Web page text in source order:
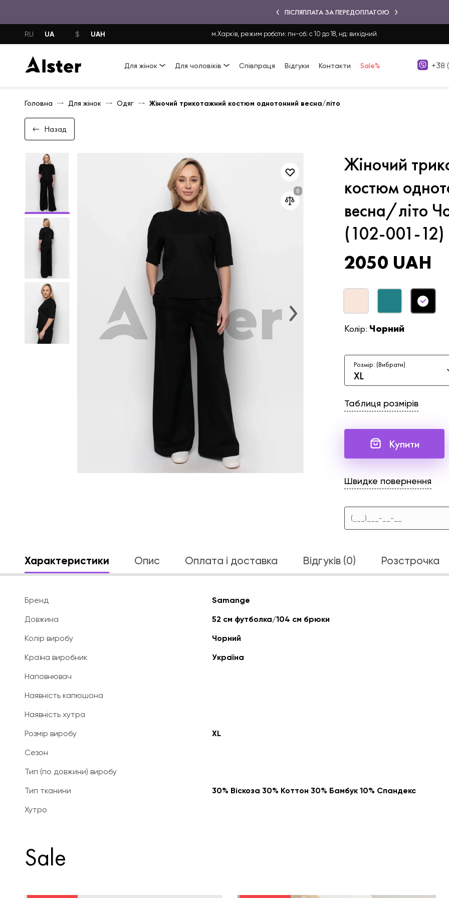
ПІСЛЯПЛАТА ЗА ПЕРЕДОПЛАТОЮ
RU UA $ UAH м.Харків, режим роботи: пн-сб: с 10 до 18, нд: вихідний
Для жінок Для чоловіків Співпраця Відгуки Контакти Sale% +38
Головна Для жінок Одяг Жіночий трикотажний костюм однотонний весна/літо
Назад
Жіночий
костюм
весна/літо
(102-001-12)
2050 UAH
Колір: Чорний
Розмір: (Вибрати)
XL
Таблиця розмірів
Купити
Швидке повернення
Характеристики Опис Оплата і доставка Відгуків (0) Розстрочка
Бренд
Samange
Довжина
52 см футболка/104 см брюки
Колір виробу
Чорний
Країна виробник
Україна
Наповнювач
Наявність капюшона
Наявність хутра
Розмір виробу
XL
Сезон
Тип (по довжини) виробу
Тип тканини
30% Віскоза 30% Коттон 30% Бамбук 10% Спандекс
Хутро
Sale